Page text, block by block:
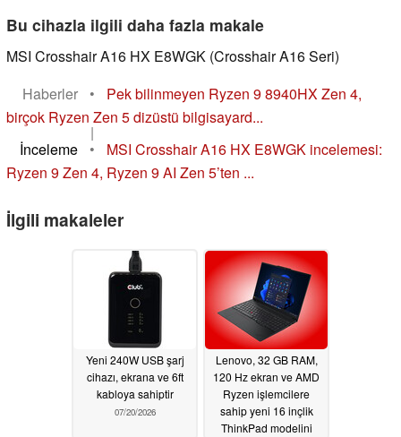
Bu cihazla ilgili daha fazla makale
MSI Crosshair A16 HX E8WGK (Crosshair A16 Seri)
Haberler
•
Pek bilinmeyen Ryzen 9 8940HX Zen 4,
birçok Ryzen Zen 5 dizüstü bilgisayard...
|
İnceleme
•
MSI Crosshair A16 HX E8WGK incelemesi:
Ryzen 9 Zen 4, Ryzen 9 AI Zen 5’ten ...
İlgili makaleler
Yeni 240W USB şarj
cihazı, ekrana ve 6ft
kabloya sahiptir
07/20/2026
Lenovo, 32 GB RAM,
120 Hz ekran ve AMD
Ryzen işlemcilere
sahip yeni 16 inçlik
ThinkPad modelini